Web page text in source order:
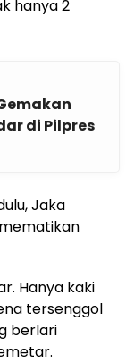
hanya 2
di Pilpres
Jaka
Hanya kaki
tersenggol
berlari